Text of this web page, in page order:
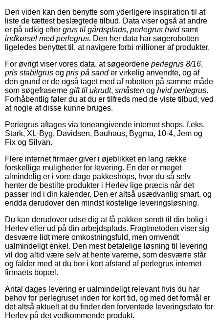
Den viden kan den benytte som yderligere inspiration til at
liste de tættest beslægtede tilbud. Data viser også at andre
er på udkig efter grus til gårdsplads, perlegrus hvidsamt
indkørsel med perlegrus. Den her data har søgerobotten
ligeledes benyttet til, at navigere forbi millioner af produkter.
For øvrigt viser vores data, at søgeordene perlegrus 8/16,
pris stabilgrus og pris på sander virkelig anvendte, og af
den grund er de også taget med af robotten på samme måde
som søgefraserne gift til ukrudt, småsten og hvid perlegrus.
Forhåbentlig føler du at du er tilfreds med de viste tilbud, ved
at nogle af disse kunne bruges.
Perlegrus aftages via toneangivende internet shops, f.eks.
Stark, XL-Byg, Davidsen, Bauhaus, Bygma, 10-4, Jem og
Fix og Silvan.
Flere internet firmaer giver i øjeblikket en lang række
forskellige muligheder for levering. En der er meget
almindelig er i vore dage pakkeshops, hvor du så selv
henter de bestilte produkter i Herlev lige præcis når det
passer ind i din kalender. Den er altså usædvanlig smart, og
endda derudover den mindst kostelige leveringsløsning.
Du kan derudover udse dig at få pakken sendt til din bolig i
Herlev eller ud på din arbejdsplads. Fragtmetoden viser sig
desværre lidt mere omkostningsfuld, men omvendt
ualmindeligt enkel. Den mest betalelige løsning til levering
vil dog altid være selv at hente varerne, som desværre står
og falder med at du bor i kort afstand af perlegrus internet
firmaets bopæl.
Antal dages levering er ualmindeligt relevant hvis du har
behov for perlegruset inden for kort tid, og med det formål er
det altså aktuelt at du finder den forventede leveringsdato for
Herlev på det vedkommende produkt.